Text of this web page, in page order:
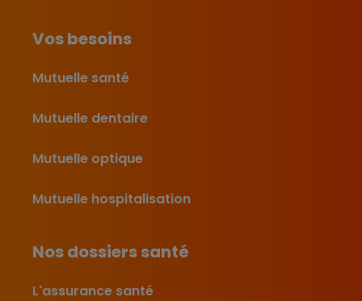
Vos besoins
Mutuelle santé
Mutuelle dentaire
Mutuelle optique
Mutuelle hospitalisation
Nos dossiers santé
L'assurance santé